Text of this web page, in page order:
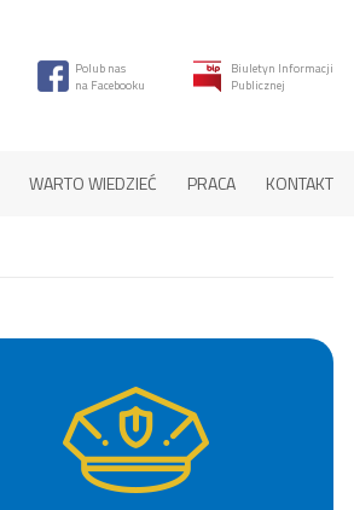
Biuletyn Informacji
Publicznej
Polub nas
na Facebooku
WARTO WIEDZIEĆ PRACA KONTAKT